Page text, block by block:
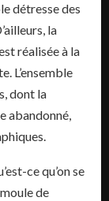
détresse des
la
réalisée à la
L’ensemble
dont la
abandonné,
ce qu’on se
de